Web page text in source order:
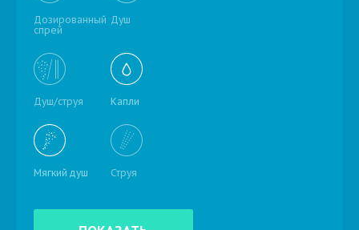
Дозированный
спрей
Душ
Душ/струя Капли
Мягкий душ Струя